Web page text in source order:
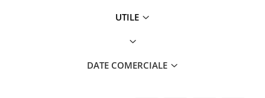
UTILE
DATE COMERCIALE